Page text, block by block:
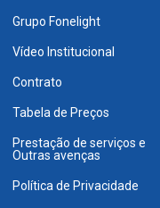
Grupo Fonelight
Vídeo Institucional
Contrato
Tabela de Preços
Prestação de serviços e
Outras avenças
Política de Privacidade